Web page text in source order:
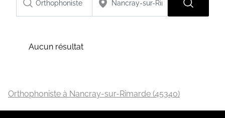
Aucun résultat
Orthophoniste à Nancray-sur-Rimarde (45340)